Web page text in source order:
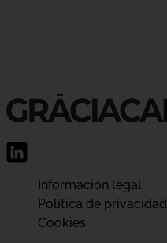
Información legal
Política de privacidad
Cookies